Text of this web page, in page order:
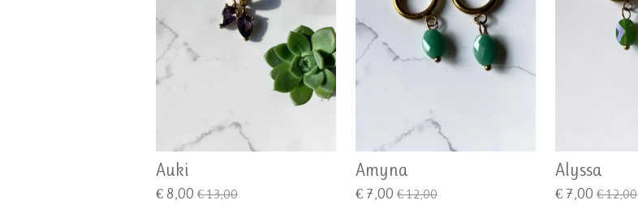
Auki
€ 8,00 € 13,00
Amyna
€ 7,00 € 12,00
Alyssa
€ 7,00 € 12,00